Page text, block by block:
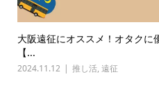
大阪遠征にオススメ！オタクに
【...
2024.11.12 推し活, 遠征